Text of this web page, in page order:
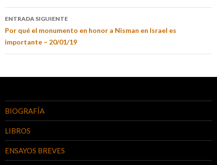
ENTRADA SIGUIENTE
Por qué el monumento en honor a Nisman en Israel es
importante – 20/01/19
BIOGRAFÍA
LIBROS
ENSAYOS BREVES